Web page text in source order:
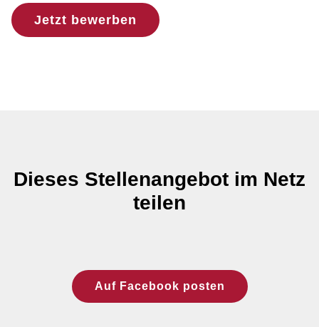
Jetzt bewerben
Dieses Stellenangebot im Netz
teilen
Auf Facebook posten